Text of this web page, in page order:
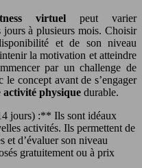
virtuelpeut varier
jours à plusieurs mois. Choisir
et de son niveau
la motivation et atteindre
par un challenge de
concept avant de s’engager
activité physique durable.
jours) :** Ils sont idéaux
activités. Ils permettent de
et d’évaluer son niveau
gratuitement ou à prix